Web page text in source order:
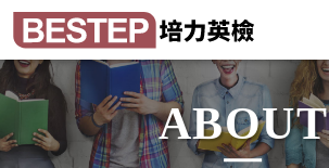
容
區
力
語
能
力
檢
定
測
驗
ABOUT